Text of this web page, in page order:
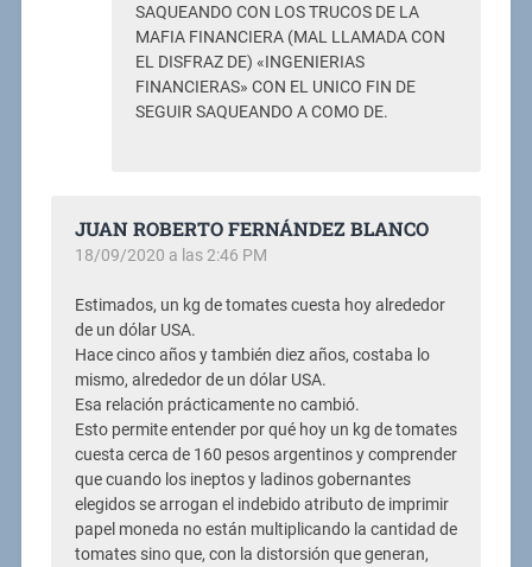
SAQUEANDO CON LOS TRUCOS DE LA
MAFIA FINANCIERA (MAL LLAMADA CON
EL DISFRAZ DE) «INGENIERIAS
FINANCIERAS» CON EL UNICO FIN DE
SEGUIR SAQUEANDO A COMO DE.
JUAN ROBERTO FERNÁNDEZ BLANCO
18/09/2020 a las 2:46 PM
Estimados, un kg de tomates cuesta hoy alrededor
de un dólar USA.
Hace cinco años y también diez años, costaba lo
mismo, alrededor de un dólar USA.
Esa relación prácticamente no cambió.
Esto permite entender por qué hoy un kg de tomates
cuesta cerca de 160 pesos argentinos y comprender
que cuando los ineptos y ladinos gobernantes
elegidos se arrogan el indebido atributo de imprimir
papel moneda no están multiplicando la cantidad de
tomates sino que, con la distorsión que generan,